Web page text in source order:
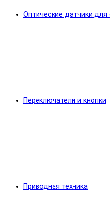
Оптические датчики для
Переключатели и кнопки
Приводная техника